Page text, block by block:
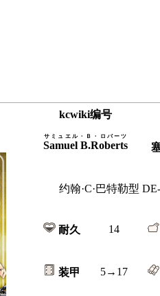
kcwiki编号
Samuel B.Roberts
サミュエル・Ｂ・ロバーツ
约翰·C·巴特勒型
耐久 14
装甲 5→17